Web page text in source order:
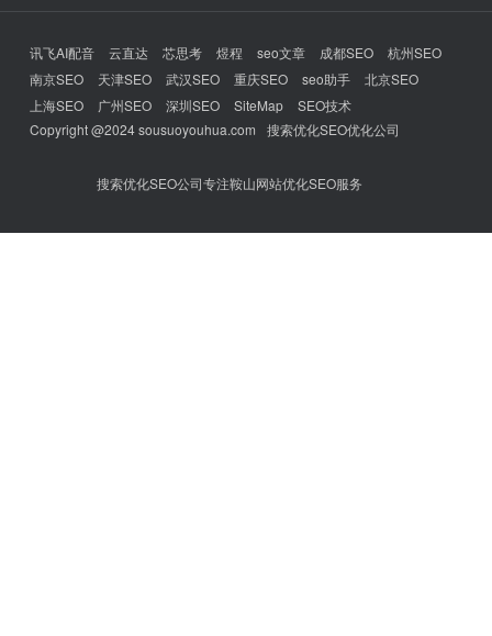
讯飞AI配音 云直达 芯思考 煜程 seo文章 成都SEO
杭州SEO
南京SEO
天津SEO 武汉SEO 重庆SEO seo助手
北京SEO
上海SEO
广州SEO 深圳SEO SiteMap
SEO技术
Copyright @2024 sousuoyouhua.com
搜索优化SEO优化公司
搜索优化SEO公司专注鞍山网站优化SEO服务